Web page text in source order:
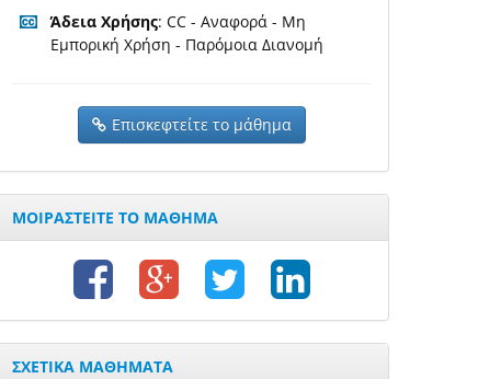
Άδεια Χρήσης: CC - Αναφορά - Μη
Εμπορική Χρήση - Παρόμοια Διανομή
Επισκεφτείτε το μάθημα
ΜΟΙΡΑΣΤΕΙΤΕ ΤΟ ΜΑΘΗΜΑ
ΣΧΕΤΙΚΑ ΜΑΘΗΜΑΤΑ